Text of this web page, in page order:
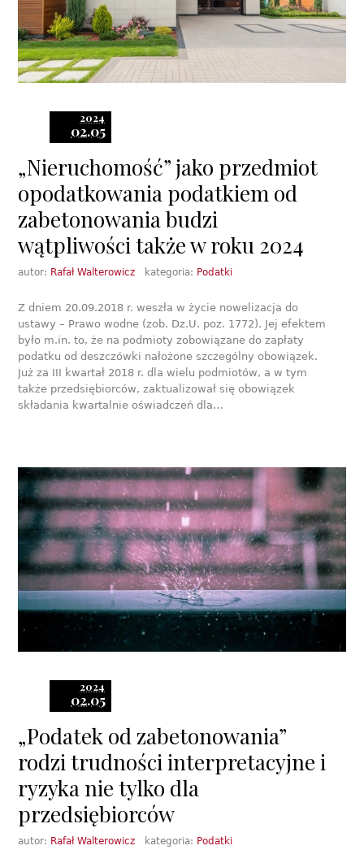
2024
02.05
„Nieruchomość” jako przedmiot
opodatkowania podatkiem od
zabetonowania budzi
wątpliwości także w roku 2024
autor: Rafał Walterowicz kategoria: Podatki
Z dniem 20.09.2018 r. weszła w życie nowelizacja do
ustawy – Prawo wodne (zob. Dz.U. poz. 1772). Jej efektem
było m.in. to, że na podmioty zobowiązane do zapłaty
podatku od deszczówki nałożone szczególny obowiązek.
Już za III kwartał 2018 r. dla wielu podmiotów, a w tym
także przedsiębiorców, zaktualizował się obowiązek
składania kwartalnie oświadczeń dla…
2024
02.05
„Podatek od zabetonowania”
rodzi trudności interpretacyjne i
ryzyka nie tylko dla
przedsiębiorców
autor: Rafał Walterowicz kategoria: Podatki